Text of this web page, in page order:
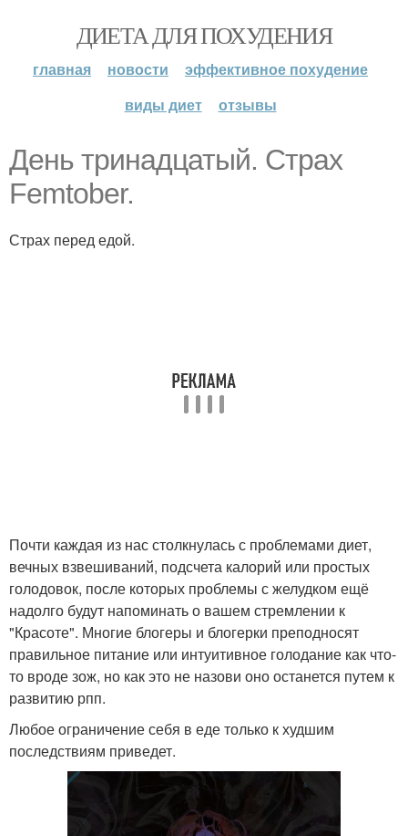
ДИЕТА ДЛЯ ПОХУДЕНИЯ
главная новости
эффективное похудение
виды диет
отзывы
День тринадцатый. Страх
Femtober.
Страх перед едой.
Почти каждая из нас столкнулась с проблемами диет,
вечных взвешиваний, подсчета калорий или простых
голодовок, после которых проблемы с желудком ещё
надолго будут напоминать о вашем стремлении к
"Красоте". Многие блогеры и блогерки преподносят
правильное питание или интуитивное голодание как что-
то вроде зож, но как это не назови оно останется путем к
развитию рпп.
Любое ограничение себя в еде только к худшим
последствиям приведет.